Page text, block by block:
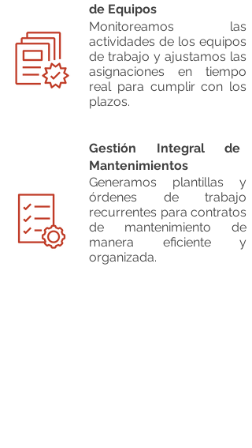
de Equipos
Monitoreamos las
actividades de los equipos
de trabajo y ajustamos las
asignaciones en tiempo
real para cumplir con los
plazos.
Gestión Integral de
Mantenimientos
Generamos plantillas y
órdenes de trabajo
recurrentes para contratos
de mantenimiento de
manera eficiente y
organizada.